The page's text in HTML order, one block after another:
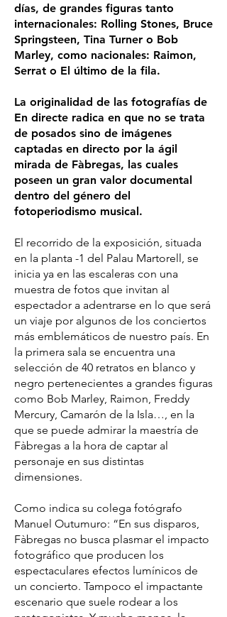
días, de grandes figuras tanto
internacionales: Rolling Stones, Bruce
Springsteen, Tina Turner o Bob
Marley, como nacionales: Raimon,
Serrat o El último de la fila.
La originalidad de las fotografías de
En directe radica en que no se trata
de posados sino de imágenes
captadas en directo por la ágil
mirada de Fàbregas, las cuales
poseen un gran valor documental
dentro del género del
fotoperiodismo musical.
El recorrido de la exposición, situada
en la planta -1 del Palau Martorell, se
inicia ya en las escaleras con una
muestra de fotos que invitan al
espectador a adentrarse en lo que será
un viaje por algunos de los conciertos
más emblemáticos de nuestro país. En
la primera sala se encuentra una
selección de 40 retratos en blanco y
negro pertenecientes a grandes figuras
como Bob Marley, Raimon, Freddy
Mercury, Camarón de la Isla…, en la
que se puede admirar la maestría de
Fàbregas a la hora de captar al
personaje en sus distintas
dimensiones.
Como indica su colega fotógrafo
Manuel Outumuro: “En sus disparos,
Fàbregas no busca plasmar el impacto
fotográfico que producen los
espectaculares efectos lumínicos de
un concierto. Tampoco el impactante
escenario que suele rodear a los